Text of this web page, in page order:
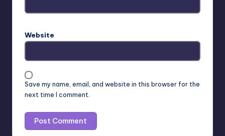
Website
Save my name, email, and website in this browser for the
next time I comment.